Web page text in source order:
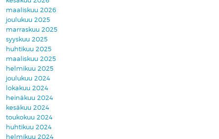
maaliskuu 2026
joulukuu 2025
marraskuu 2025
syyskuu 2025
huhtikuu 2025
maaliskuu 2025
helmikuu 2025
joulukuu 2024
lokakuu 2024
heinäkuu 2024
kesäkuu 2024
toukokuu 2024
huhtikuu 2024
helmikuu 2024